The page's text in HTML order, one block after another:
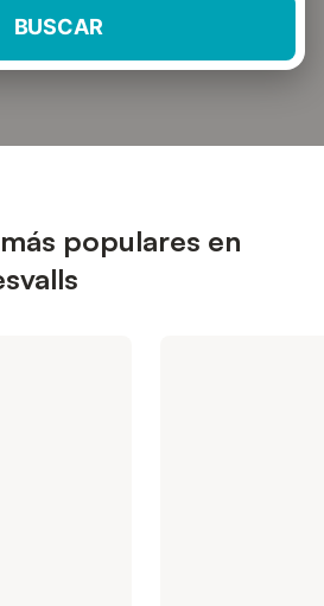
BUSCAR
populares en